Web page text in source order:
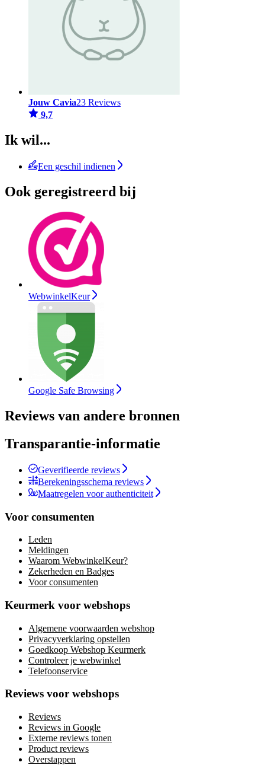
Jouw Cavia23 Reviews
9,7
Ik wil...
Een geschil indienen
Ook geregistreerd bij
WebwinkelKeur
Google Safe Browsing
Reviews van andere bronnen
Transparantie-informatie
Geverifieerde reviews
Berekeningsschema reviews
Maatregelen voor authenticiteit
Voor consumenten
Leden
Meldingen
Waarom WebwinkelKeur?
Zekerheden en Badges
Voor consumenten
Keurmerk voor webshops
Algemene voorwaarden webshop
Privacyverklaring opstellen
Goedkoop Webshop Keurmerk
Controleer je webwinkel
Telefoonservice
Reviews voor webshops
Reviews
Reviews in Google
Externe reviews tonen
Product reviews
Overstappen